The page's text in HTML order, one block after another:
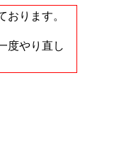
おります。
度やり直し